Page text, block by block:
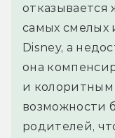
самых смелых
Disney, а
она
и колоритным
возможности
родителей,